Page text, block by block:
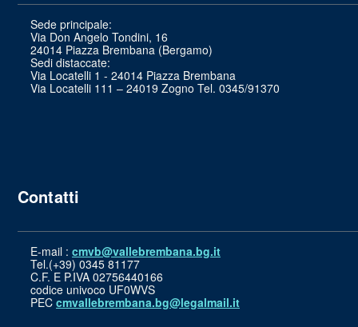
Sede principale:
Via Don Angelo Tondini, 16
24014 Piazza Brembana (Bergamo)
Sedi distaccate:
Via Locatelli 1 - 24014 Piazza Brembana
Via Locatelli 111 – 24019 Zogno Tel. 0345/91370
Contatti
E-mail : cmvb@vallebrembana.bg.it
Tel.(+39) 0345 81177
C.F. E P.IVA 02756440166
codice univoco UF0WVS
PEC cmvallebrembana.bg@legalmail.it